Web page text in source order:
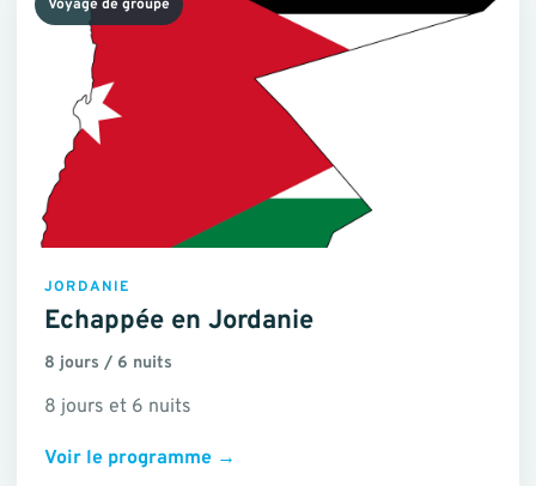
Voyage de groupe
JORDANIE
Echappée en Jordanie
8 jours / 6 nuits
8 jours et 6 nuits
Voir le programme →